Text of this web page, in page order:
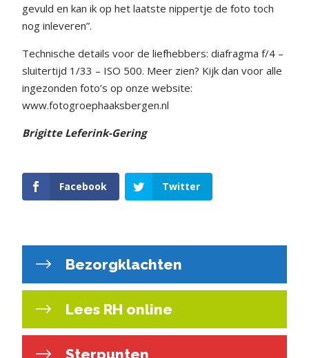
gevuld en kan ik op het laatste nippertje de foto toch
nog inleveren”.
Technische details voor de liefhebbers: diafragma f/4 –
sluitertijd 1/33 – ISO 500. Meer zien? Kijk dan voor alle
ingezonden foto’s op onze website:
www.fotogroephaaksbergen.nl
Brigitte Leferink-Gering
Facebook Twitter
Bezorgklachten
Lees RH online
Sterpunten